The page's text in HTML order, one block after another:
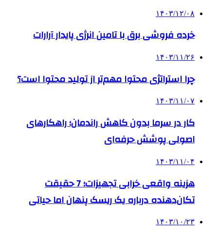
۱۴۰۳/۱۲/۰۸
خرده فروشی برق با تامین انرژی پایدار آرارات
۱۴۰۳/۱۱/۲۶
چرا استراتژی محتوا مهم‌تر از تولید محتوا است؟
۱۴۰۳/۱۱/۰۷
کار در سرما بدون کاهش راندمان؛ راهکارهای
اصولی پوشش حرفه‌ای
۱۴۰۳/۱۱/۰۴
هزینه واقعی خرابی تجهیزات؛ 7 حقیقت
تکان‌دهنده درباره یک ریسک پنهان اما حیاتی
۱۴۰۳/۱۰/۲۳